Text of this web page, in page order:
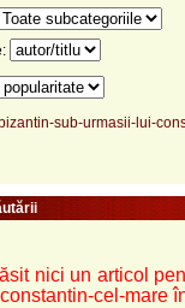
sub-urmasii-lui-
nici un articol
cel-mare